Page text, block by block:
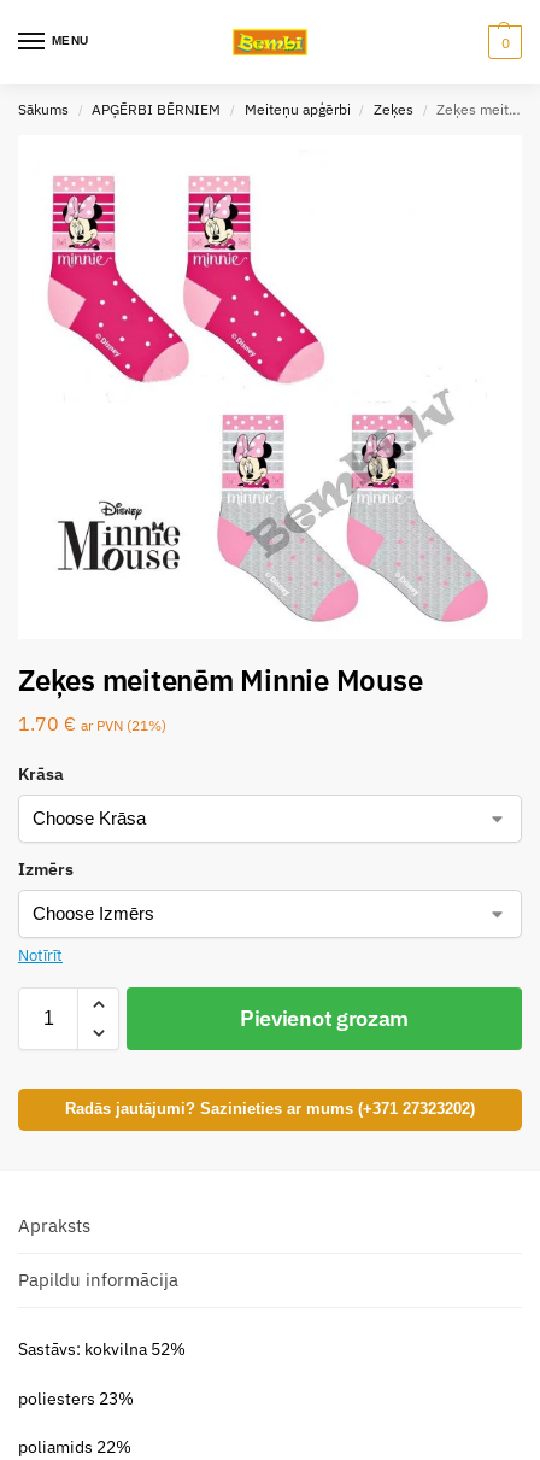
MENU 0
Sākums / APĢĒRBI BĒRNIEM / Meiteņu apģērbi / Zeķes / Zeķes meitenēm Minnie Mouse
Zeķes meitenēm Minnie Mouse
1.70 € ar PVN (21%)
Krāsa
Izmērs
Notīrīt
Pievienot grozam
Radās jautājumi? Sazinieties ar mums (+371 27323202)
Apraksts
Papildu informācija
Sastāvs: kokvilna 52%
poliesters 23%
poliamids 22%